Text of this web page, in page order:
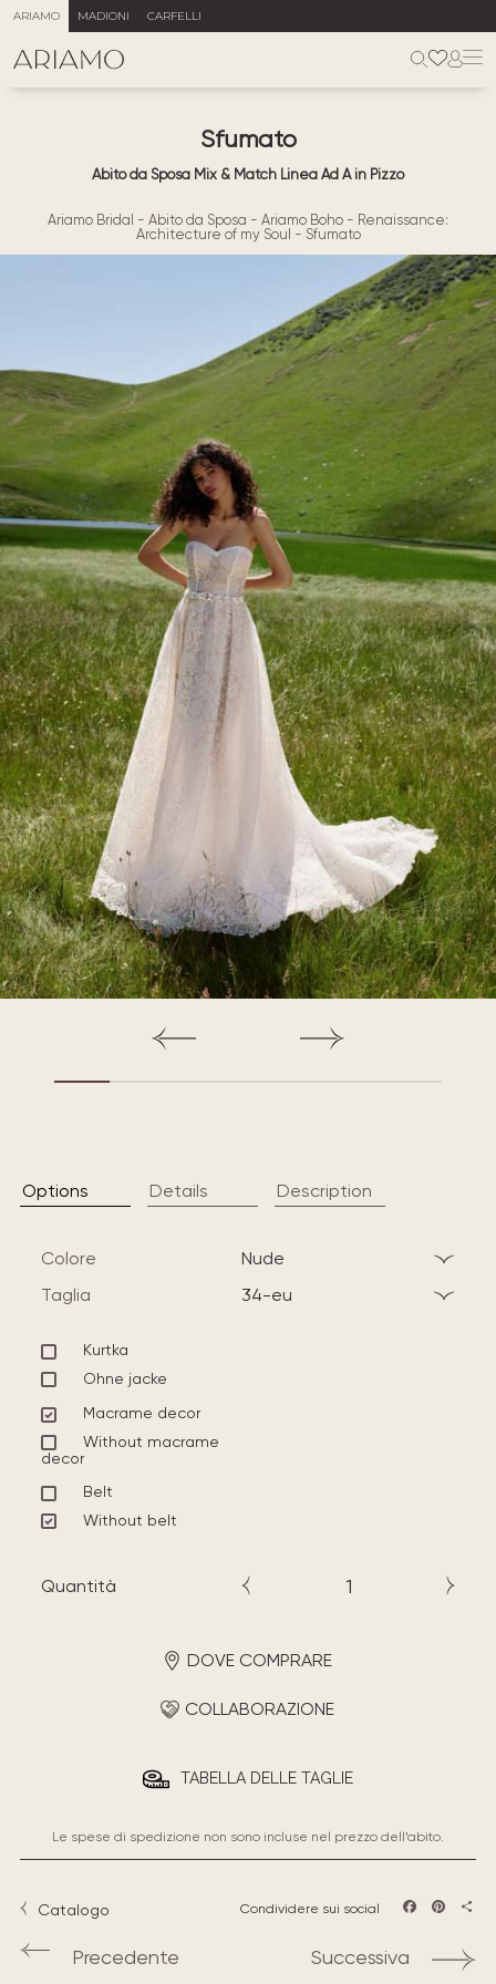
ARIAMO MADIONI CARFELLI
Sfumato
Abito da Sposa Mix & Match Linea Ad A in Pizzo
Ariamo Bridal - Abito da Sposa - Ariamo Boho - Renaissance:
Architecture of my Soul - Sfumato
Options Details Description
Colore
nude
Taglia
34-eu
Kurtka
Ohne jacke
Macrame decor
Without macrame
decor
Belt
Without belt
Quantità
DOVE COMPRARE
COLLABORAZIONE
TABELLA DELLE TAGLIE
Le spese di spedizione non sono incluse nel prezzo dell’abito.
Catalogo Condividere sui social
Precedente Successiva